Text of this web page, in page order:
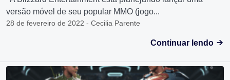
versão móvel de seu popular MMO (jogo...
28 de fevereiro de 2022 - Cecilia Parente
Continuar lendo